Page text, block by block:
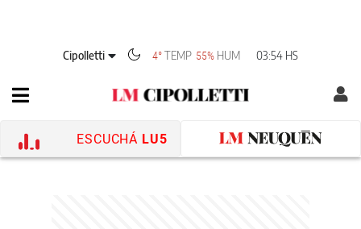
Cipolletti 4°TEMP 55% HUM 03:54 HS
ESCUCHÁ LU5